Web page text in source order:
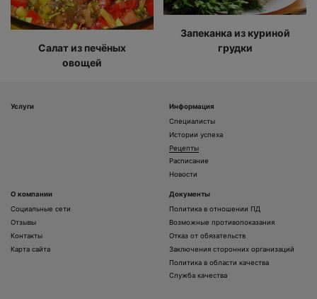
Салат из печёных
овощей
Запеканка из куриной
грудки
Услуги
Информация
Специалисты
Истории успеха
Рецепты
Расписание
Новости
О компании
Социальные сети
Отзывы
Контакты
Карта сайта
Документы
Политика в отношении ПД
Возможные противопоказания
Отказ от обязательств
Заключения сторонних организаций
Политика в области качества
Служба качества